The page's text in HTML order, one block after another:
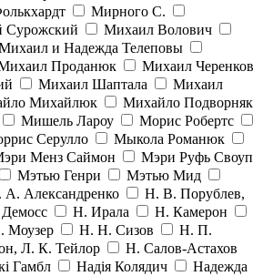
Мирного С.
Сурожский
Михаил Волович
и Надежда Телеповы
Проданюк
Михаил Черенков
Михаил Шаптала
Михаил
Михайлюк
Михайло Подворняк
Мишель Лароу
Морис Робертс
Серулло
Мыкола Романюк
Менз Саймон
Мэри Руфь Своуп
Мэтью Генри
Мэтью Мид
А. Александренко
Н. В. Порублев,
Н. Ирала
Н. Камерон
Моузер Н. Н. Сизов
Н. П.
Л. К. Тейлор
Н. Салов-Астахов
Гамбл Надія Колядич
Надежда